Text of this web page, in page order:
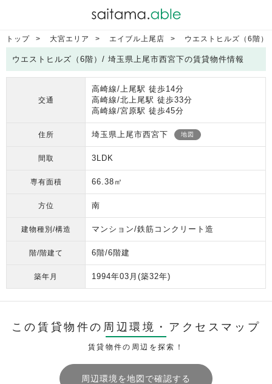
トップ 大宮エリア エイブル上尾店 ウエストヒルズ（6階）
ウエストヒルズ（6階）/ 埼玉県上尾市西宮下の賃貸物件情報
交通
高崎線/上尾駅 徒歩14分
高崎線/北上尾駅 徒歩33分
高崎線/宮原駅 徒歩45分
住所 埼玉県上尾市西宮下 地図
間取 3LDK
専有面積 66.38㎡
方位 南
建物種別/構造 マンション/鉄筋コンクリート造
階/階建て 6階/6階建
築年月 1994年03月 (築32年)
この賃貸物件の周辺環境・ アクセスマップ
賃貸物件の周辺を探索！
周辺環境を地図で確認する